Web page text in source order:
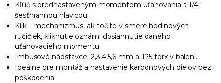
Kľúč s prednastaveným momentom uťahovania a 1/4“
šesťhrannou hlavicou.
Klik – mechanizmus, ak točíte v smere hodinových
ručičiek, kliknutie oznámi dosiahnutie daného
uťahovacieho momentu.
Imbusové nádstavce: 2,3,4,5,6 mm a T25 torx v balení.
Ideálne pre montáž a nastavenie karbónových dielov bez
poškodenia.